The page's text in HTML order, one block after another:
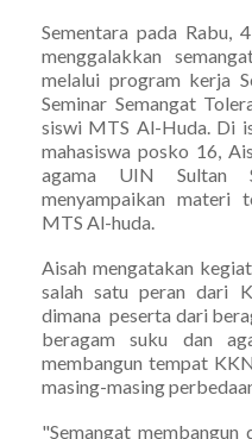
Sementara pada Rabu,
menggalakkan
melalui program kerja
Seminar Semangat
siswi MTS Al-Huda. Di
mahasiswa posko 16,
agama UIN Sultan
menyampaikan materi
MTS Al-huda.
Aisah mengatakan
salah satu peran dari
dimana peserta dari
beragam suku dan
membangun tempat
masing-masing
"Semangat membangun